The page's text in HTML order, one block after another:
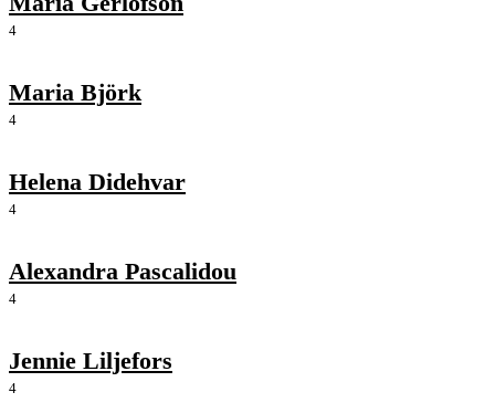
4
Maria Björk
4
Helena Didehvar
4
Alexandra Pascalidou
4
Jennie Liljefors
4